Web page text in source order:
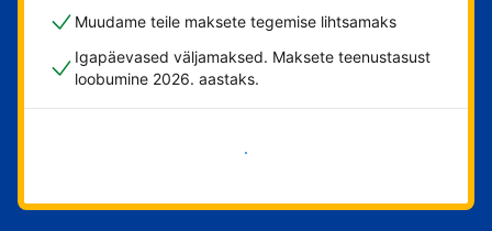
Muudame teile maksete tegemise lihtsamaks
Igapäevased väljamaksed. Maksete teenustasust
loobumine 2026. aastaks.
Alusta kohe